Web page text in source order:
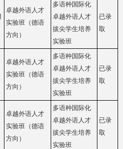
卓越外语人才
实验班（德语
方向）
多语种国际化
卓越外语人才
拔尖学生培养
实验班
已录
取
卓越外语人才
实验班（德语
方向）
多语种国际化
卓越外语人才
拔尖学生培养
实验班
已录
取
卓越外语人才
实验班（德语
方向）
多语种国际化
卓越外语人才
拔尖学生培养
实验班
已录
取